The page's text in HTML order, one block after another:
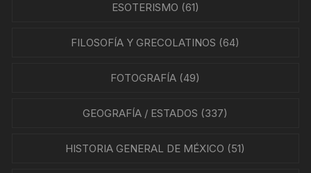
ESOTERISMO (61)
FILOSOFÍA Y GRECOLATINOS (64)
FOTOGRAFÍA (49)
GEOGRAFÍA / ESTADOS (337)
HISTORIA GENERAL DE MÉXICO (51)